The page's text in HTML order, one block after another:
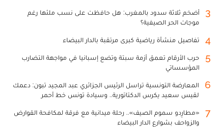
3
أضخم ثلاثة سدود بالمغرب: هل حافظت على نسب ملئها رغم
موجات الحر الصيفية؟
4 تفاصيل منشأة رياضية كبرى مرتقبة بالدار البيضاء
5
حرب الأرقام تعمق أزمة سبتة وتضع إسبانيا في مواجهة التضارب
المؤسساتي
6
المعارضة التونسية تراسل الرئيس الجزائري عبد المجيد تبون: دعمك
لقيس سعيد يكرس الدكتاتورية.. وسيادة تونس خط أحمر
7
«مطارِدو سموم الصيف».. رحلة ميدانية مع فرقة لمكافحة القوارض
والزواحف بشوارع الدار البيضاء